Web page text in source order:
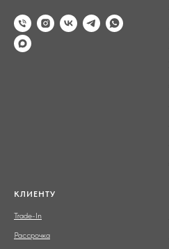
КЛИЕНТУ
Trade-In
Рассрочка